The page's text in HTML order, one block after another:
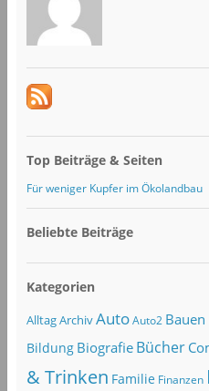
Top Beiträge & Seiten
Für weniger Kupfer im Ökolandbau
Beliebte Beiträge
Kategorien
AlltagArchivAuto Auto2
Bildung Biografie Bücher
& Trinken Familie Finanzen